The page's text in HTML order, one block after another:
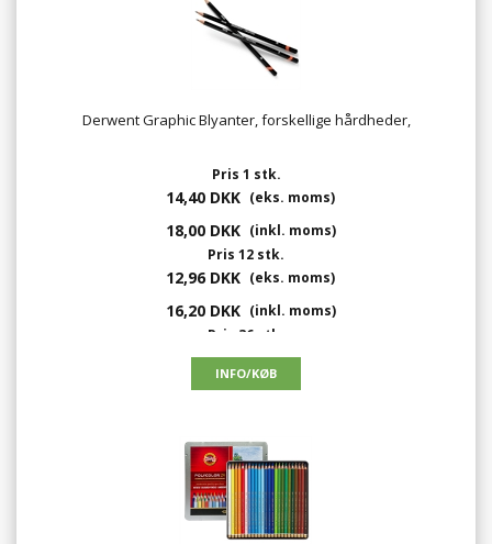
Derwent Graphic Blyanter, forskellige hårdheder,
Pris 1 stk.
14,40 DKK (eks. moms)
18,00 DKK (inkl. moms)
Pris 12 stk.
12,96 DKK (eks. moms)
16,20 DKK (inkl. moms)
Pris 36 stk.
9,58 DKK (eks. moms)
11,98 DKK (inkl. moms)